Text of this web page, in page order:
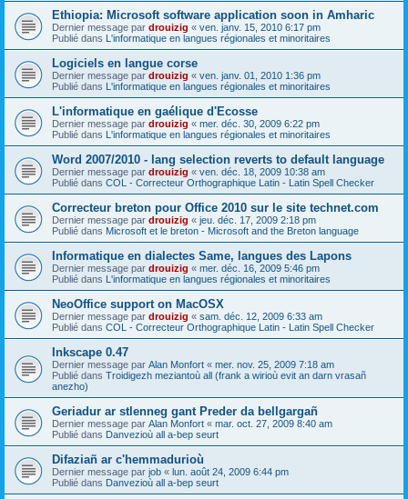
Ethiopia: Microsoft software application soon in Amharic
Dernier message par drouizig « ven. janv. 15, 2010 6:17 pm
Publié dans L'informatique en langues régionales et minoritaires
Logiciels en langue corse
Dernier message par drouizig « ven. janv. 01, 2010 1:36 pm
Publié dans L'informatique en langues régionales et minoritaires
L'informatique en gaélique d'Ecosse
Dernier message par drouizig « mer. déc. 30, 2009 6:22 pm
Publié dans L'informatique en langues régionales et minoritaires
Word 2007/2010 - lang selection reverts to default language
Dernier message par drouizig « ven. déc. 18, 2009 10:38 am
Publié dans COL - Correcteur Orthographique Latin - Latin Spell Checker
Correcteur breton pour Office 2010 sur le site technet.com
Dernier message par drouizig « jeu. déc. 17, 2009 2:18 pm
Publié dans Microsoft et le breton - Microsoft and the Breton language
Informatique en dialectes Same, langues des Lapons
Dernier message par drouizig « mer. déc. 16, 2009 5:46 pm
Publié dans L'informatique en langues régionales et minoritaires
NeoOffice support on MacOSX
Dernier message par drouizig « sam. déc. 12, 2009 6:33 am
Publié dans COL - Correcteur Orthographique Latin - Latin Spell Checker
Inkscape 0.47
Dernier message par Alan Monfort « mer. nov. 25, 2009 7:18 am
Publié dans Troidigezh meziantoù all (frank a wirioù evit an darn vrasañ
anezho)
Geriadur ar stlenneg gant Preder da bellgargañ
Dernier message par Alan Monfort « mar. oct. 27, 2009 8:40 am
Publié dans Danvezioù all a-bep seurt
Difaziañ ar c'hemmadurioù
Dernier message par job « lun. août 24, 2009 6:44 pm
Publié dans Danvezioù all a-bep seurt